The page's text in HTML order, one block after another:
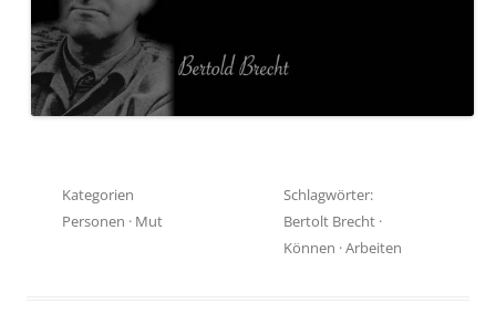
Kategorien
Personen · Mut
Schlagwörter:
Bertolt Brecht ·
Können ·Arbeiten